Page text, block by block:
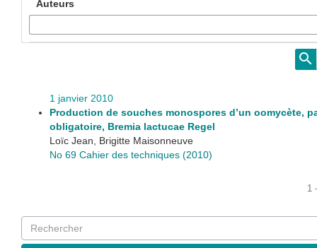
Auteurs
1 janvier 2010
Production de souches monospores d’un oomycète,
obligatoire, Bremia lactucae Regel
Loïc Jean, Brigitte Maisonneuve
No 69 Cahier des techniques (2010)
1